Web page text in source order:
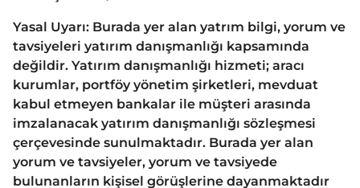
Yasal Uyarı: Burada yer alan yatrım bilgi, yorum ve
tavsiyeleri yatırım danışmanlığı kapsamında
değildir. Yatırım danışmanlığı hizmeti; aracı
kurumlar, portföy yönetim şirketleri, mevduat
kabul etmeyen bankalar ile müşteri arasında
imzalanacak yatırım danışmanlığı sözleşmesi
çerçevesinde sunulmaktadır. Burada yer alan
yorum ve tavsiyeler, yorum ve tavsiyede
bulunanların kişisel görüşlerine dayanmaktadır